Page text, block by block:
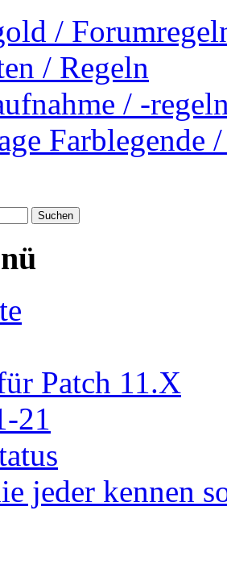
/
/ Regeln
/ -
Farblegende
Suchen
Patch 11.X
21
jeder kennen